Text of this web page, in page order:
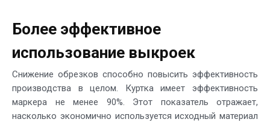
Более эффективное
использование выкроек
Снижение обрезков способно повысить эффективность
производства в целом. Куртка имеет эффективность
маркера не менее 90%. Этот показатель отражает,
насколько экономично используется исходный материал